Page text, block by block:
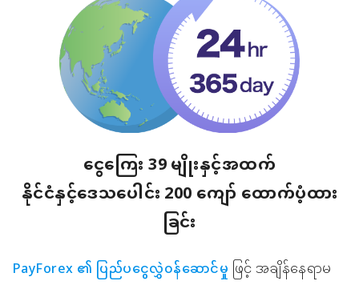
ငွေကြေး 39 မျိုးနှင့်အထက်
နိုင်ငံနှင့်ဒေသပေါင်း 200 ကျော် ထောက်ပံ့ထား
ခြင်း
PayForex ၏ ပြည်ပငွေလွှဲ၀န်ဆောင်မှု ဖြင့် အချိန်နေရာမ